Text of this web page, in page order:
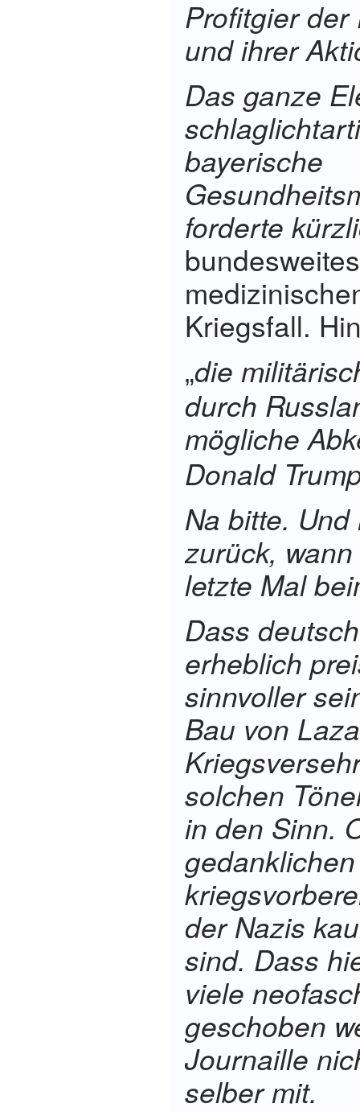
Profitgier
und ihrer
Das ganze
bayerische
forderte
Kriegsfall.
„die
durch
mögliche
Donald
Na bitte.
zurück,
letzte Mal
Dass
erheblich
sinnvoller
Bau von
solchen
in den Sinn.
der Nazis
sind. Dass
viele
geschoben
Journaille
selber mit.